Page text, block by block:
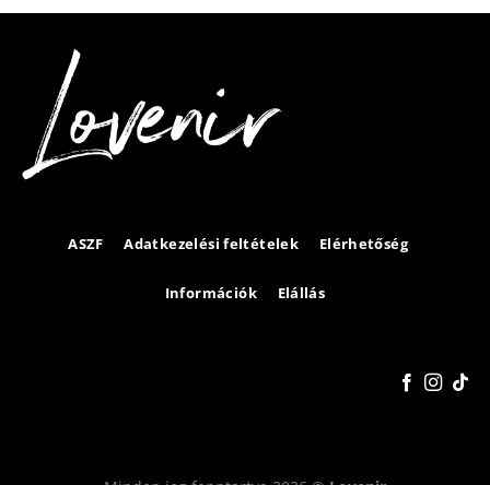
ASZF Adatkezelési feltételek Elérhetőség
Információk Elállás